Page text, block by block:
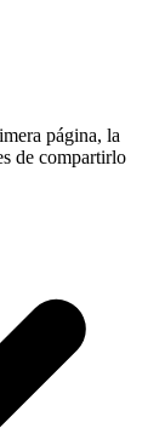
página, la
de compartirlo